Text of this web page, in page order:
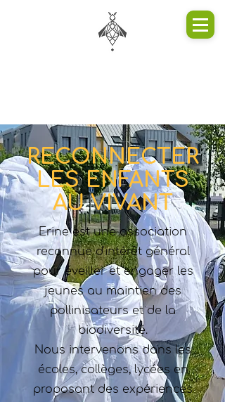
RECONNECTER
LES ENFANTS
AU VIVANT
Erine est une association
reconnue d'intérêt général
pour éveiller et engager les
jeunes au maintien des
pollinisateurs et de la
biodiversité.
Nous intervenons dans les
écoles, collèges, lycées en
proposant des expériences